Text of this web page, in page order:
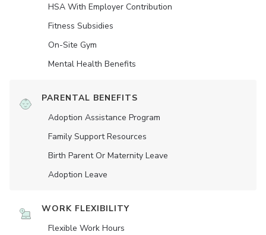
HSA With Employer Contribution
Fitness Subsidies
On-Site Gym
Mental Health Benefits
PARENTAL BENEFITS
Adoption Assistance Program
Family Support Resources
Birth Parent Or Maternity Leave
Adoption Leave
WORK FLEXIBILITY
Flexible Work Hours